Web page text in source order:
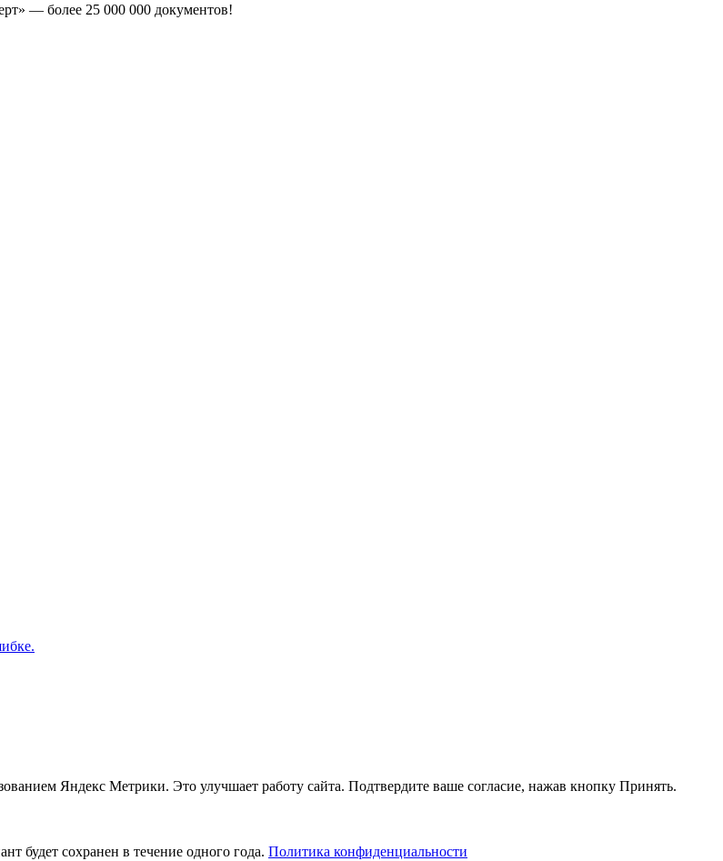
— более 25 000 000 документов!
Яндекс Метрики. Это улучшает работу сайта. Подтвердите ваше согласие, нажав кнопку Принять.
будет сохранен в течение одного года. Политика конфиденциальности